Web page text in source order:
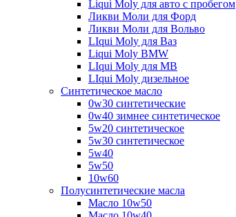
Liqui Moly для авто с пробегом
Ликви Моли для Форд
Ликви Моли для Вольво
LIqui Moly для Ваз
Liqui Moly BMW
LIqui Moly для MB
LIqui Moly дизельное
Синтетическое масло
0w30 синтетические
0w40 зимнее синтетическое
5w20 синтетическое
5w30 синтетическое
5w40
5w50
10w60
Полусинтетические масла
Масло 10w50